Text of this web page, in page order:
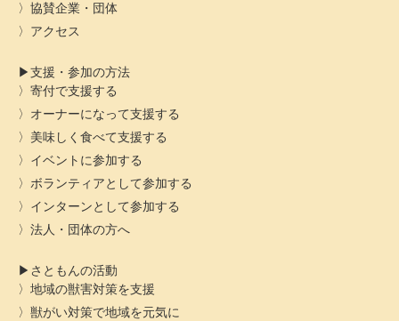
協賛企業・団体
アクセス
支援・参加の方法
寄付で支援する
オーナーになって支援する
美味しく食べて支援する
イベントに参加する
ボランティアとして参加する
インターンとして参加する
法人・団体の方へ
さともんの活動
地域の獣害対策を支援
獣がい対策で地域を元気に